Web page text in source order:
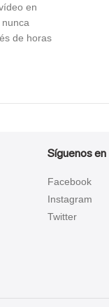
en
de horas
Síguenos en
Facebook
Instagram
Twitter